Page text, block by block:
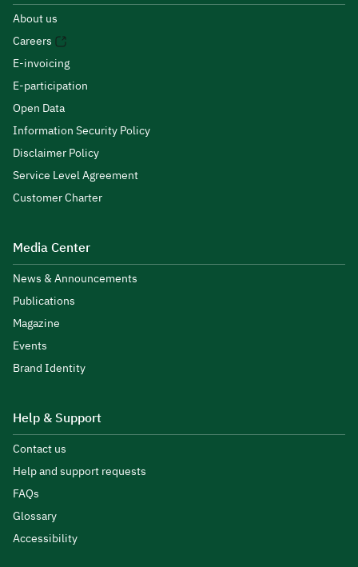
About us
Careers
E-invoicing
E-participation
Open Data
Information Security Policy
Disclaimer Policy
Service Level Agreement
Customer Charter
Media Center
News & Announcements
Publications
Magazine
Events
Brand Identity
Help & Support
Contact us
Help and support requests
FAQs
Glossary
Accessibility